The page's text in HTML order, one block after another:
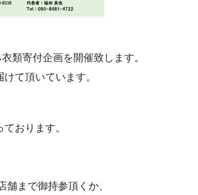
類寄付企画を開催致します。
て頂いています。
おります。
まで御持参頂くか、